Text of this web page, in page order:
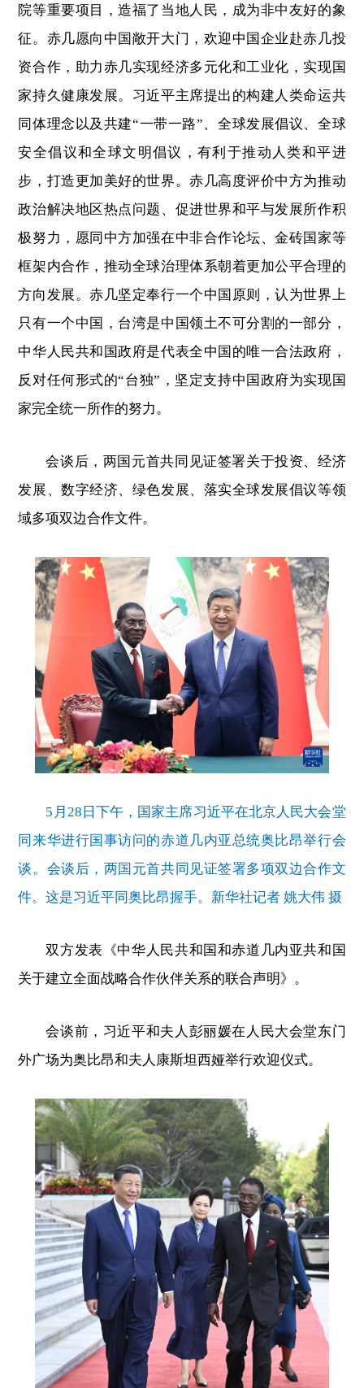
院等重要项目，造福了当地人民，成为非中友好的象
征。赤几愿向中国敞开大门，欢迎中国企业赴赤几投
资合作，助力赤几实现经济多元化和工业化，实现国
家持久健康发展。习近平主席提出的构建人类命运共
同体理念以及共建“一带一路”、全球发展倡议、全球
安全倡议和全球文明倡议，有利于推动人类和平进
步，打造更加美好的世界。赤几高度评价中方为推动
政治解决地区热点问题、促进世界和平与发展所作积
极努力，愿同中方加强在中非合作论坛、金砖国家等
框架内合作，推动全球治理体系朝着更加公平合理的
方向发展。赤几坚定奉行一个中国原则，认为世界上
只有一个中国，台湾是中国领土不可分割的一部分，
中华人民共和国政府是代表全中国的唯一合法政府，
反对任何形式的“台独”，坚定支持中国政府为实现国
家完全统一所作的努力。
会谈后，两国元首共同见证签署关于投资、经济
发展、数字经济、绿色发展、落实全球发展倡议等领
域多项双边合作文件。
5月28日下午，国家主席习近平在北京人民大会堂
同来华进行国事访问的赤道几内亚总统奥比昂举行会
谈。会谈后，两国元首共同见证签署多项双边合作文
件。这是习近平同奥比昂握手。新华社记者 姚大伟 摄
双方发表《中华人民共和国和赤道几内亚共和国
关于建立全面战略合作伙伴关系的联合声明》。
会谈前，习近平和夫人彭丽媛在人民大会堂东门
外广场为奥比昂和夫人康斯坦西娅举行欢迎仪式。